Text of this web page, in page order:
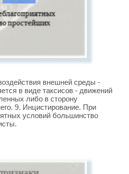
внешней среды -
в виде таксисов - движений
либо в сторону
9. Инцистирование. При
условий большинство